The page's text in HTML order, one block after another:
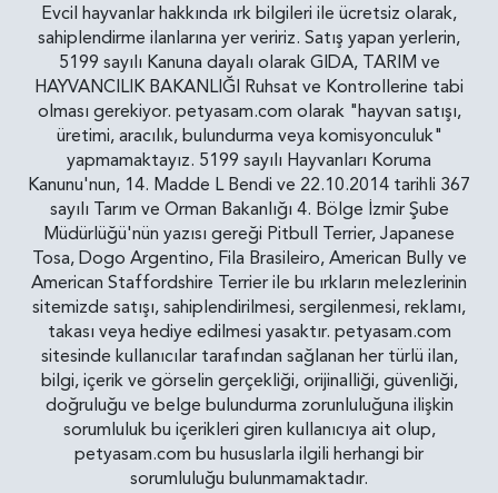
Evcil hayvanlar hakkında ırk bilgileri ile ücretsiz olarak,
sahiplendirme ilanlarına yer veririz. Satış yapan yerlerin,
5199 sayılı Kanuna dayalı olarak GIDA, TARIM ve
HAYVANCILIK BAKANLIĞI Ruhsat ve Kontrollerine tabi
olması gerekiyor. petyasam.com olarak "hayvan satışı,
üretimi, aracılık, bulundurma veya komisyonculuk"
yapmamaktayız. 5199 sayılı Hayvanları Koruma
Kanunu'nun, 14. Madde L Bendi ve 22.10.2014 tarihli 367
sayılı Tarım ve Orman Bakanlığı 4. Bölge İzmir Şube
Müdürlüğü'nün yazısı gereği Pitbull Terrier, Japanese
Tosa, Dogo Argentino, Fila Brasileiro, American Bully ve
American Staffordshire Terrier ile bu ırkların melezlerinin
sitemizde satışı, sahiplendirilmesi, sergilenmesi, reklamı,
takası veya hediye edilmesi yasaktır. petyasam.com
sitesinde kullanıcılar tarafından sağlanan her türlü ilan,
bilgi, içerik ve görselin gerçekliği, orijinalliği, güvenliği,
doğruluğu ve belge bulundurma zorunluluğuna ilişkin
sorumluluk bu içerikleri giren kullanıcıya ait olup,
petyasam.com bu hususlarla ilgili herhangi bir
sorumluluğu bulunmamaktadır.